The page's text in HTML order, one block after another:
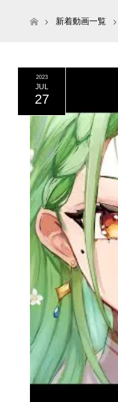
ホーム新着動画一覧
2023
JUL
27